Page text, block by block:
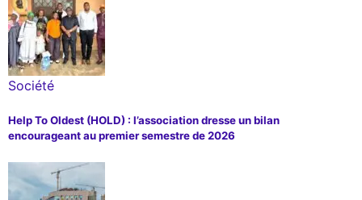
Société
Help To Oldest (HOLD) : l’association dresse un bilan
encourageant au premier semestre de 2026